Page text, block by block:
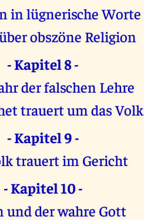
in lügnerische Worte
obszöne Religion
- Kapitel 8 -
der falschen Lehre
trauert um das Volk
- Kapitel 9 -
trauert im Gericht
- Kapitel 10 -
und der wahre Gott